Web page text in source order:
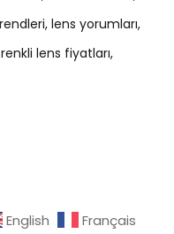
lens yorumları
renkli lens fiyatları
English
Français